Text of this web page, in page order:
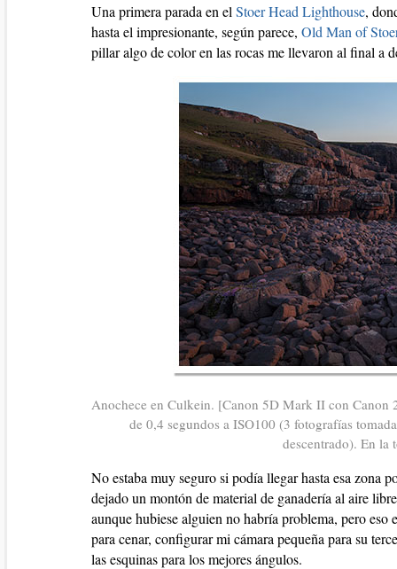
Una primera parada en el Stoer Head Lighthouse,
hasta el impresionante, según parece, Old Man of
pillar algo de color en las rocas me llevaron al final a
Anochece en Culkein. [Canon 5D Mark II con Canon
de 0,4 segundos a ISO100 (3 fotografías
descentrado). En la
No estaba muy seguro si podía llegar hasta esa zona
dejado un montón de material de ganadería al aire
aunque hubiese alguien no habría problema, pero eso
para cenar, configurar mi cámara pequeña para su
las esquinas para los mejores ángulos.